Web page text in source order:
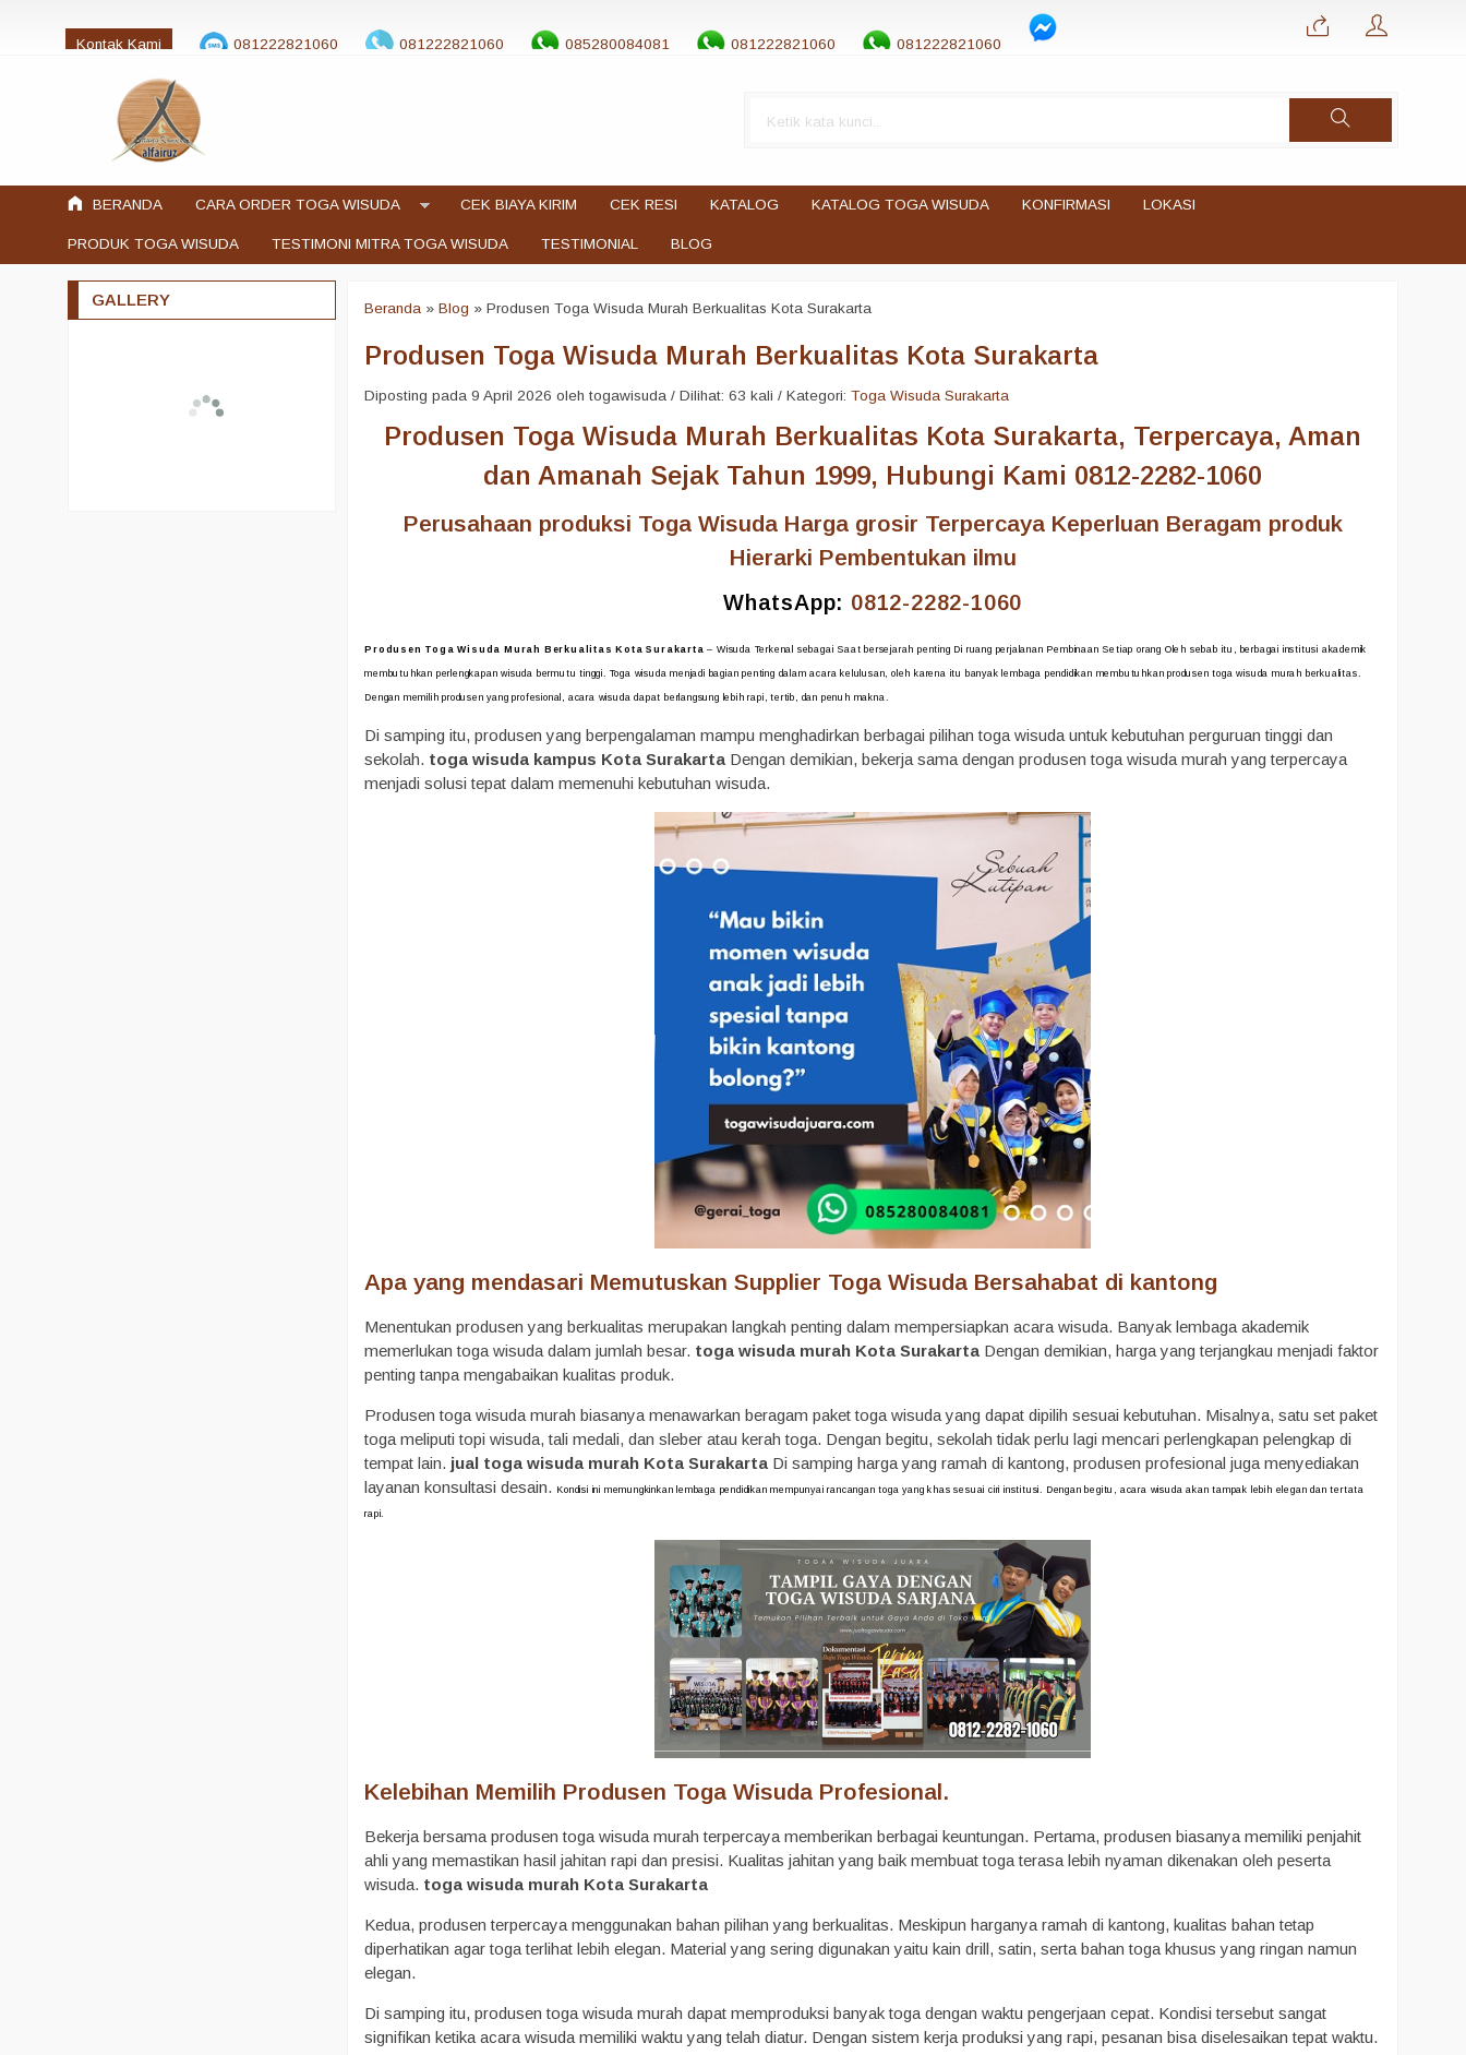
Kontak Kami 081222821060 081222821060 085280084081 081222821060 081222821060
jualtogawisuda@gmail.com
BERANDA CARA ORDER TOGA WISUDA CEK BIAYA KIRIM CEK RESI KATALOG KATALOG TOGA WISUDA KONFIRMASI LOKASI
PRODUK TOGA WISUDA TESTIMONI MITRA TOGA WISUDA TESTIMONIAL BLOG
Beranda »Blog »Produsen Toga Wisuda Murah Berkualitas Kota Surakarta
Produsen Toga Wisuda Murah Berkualitas Kota Surakarta
Diposting pada 9 April 2026 oleh togawisuda / Dilihat: 63 kali / Kategori:Toga Wisuda Surakarta
Produsen Toga Wisuda Murah Berkualitas Kota Surakarta, Terpercaya, Aman
dan Amanah Sejak Tahun 1999, Hubungi Kami 0812-2282-1060
Perusahaan produksi Toga Wisuda Harga grosir Terpercaya Keperluan Beragam produk
Hierarki Pembentukan ilmu
WhatsApp: 0812-2282-1060
Produsen Toga Wisuda Murah Berkualitas Kota Surakarta – Wisuda Terkenal sebagai Saat bersejarah penting Di ruang perjalanan Pembinaan Setiap orang Oleh sebab itu, berbagai institusi akademik
membutuhkan perlengkapan wisuda bermutu tinggi. Toga wisuda menjadi bagian penting dalam acara kelulusan, oleh karena itu banyak lembaga pendidikan membutuhkan produsen toga wisuda murah berkualitas.
Dengan memilih produsen yang profesional, acara wisuda dapat berlangsung lebih rapi, tertib, dan penuh makna.
Di samping itu, produsen yang berpengalaman mampu menghadirkan berbagai pilihan toga wisuda untuk kebutuhan perguruan tinggi dan
sekolah. toga wisuda kampus Kota Surakarta Dengan demikian, bekerja sama dengan produsen toga wisuda murah yang terpercaya
menjadi solusi tepat dalam memenuhi kebutuhan wisuda.
Apa yang mendasari Memutuskan Supplier Toga Wisuda Bersahabat di kantong
Menentukan produsen yang berkualitas merupakan langkah penting dalam mempersiapkan acara wisuda. Banyak lembaga akademik
memerlukan toga wisuda dalam jumlah besar. toga wisuda murah Kota Surakarta Dengan demikian, harga yang terjangkau menjadi faktor
penting tanpa mengabaikan kualitas produk.
Produsen toga wisuda murah biasanya menawarkan beragam paket toga wisuda yang dapat dipilih sesuai kebutuhan. Misalnya, satu set paket
toga meliputi topi wisuda, tali medali, dan sleber atau kerah toga. Dengan begitu, sekolah tidak perlu lagi mencari perlengkapan pelengkap di
tempat lain. jual toga wisuda murah Kota Surakarta Di samping harga yang ramah di kantong, produsen profesional juga menyediakan
layanan konsultasi desain. Kondisi ini memungkinkan lembaga pendidikan mempunyai rancangan toga yang khas sesuai ciri institusi. Dengan begitu, acara wisuda akan tampak lebih elegan dan tertata
rapi.
Kelebihan Memilih Produsen Toga Wisuda Profesional.
Bekerja bersama produsen toga wisuda murah terpercaya memberikan berbagai keuntungan. Pertama, produsen biasanya memiliki penjahit
ahli yang memastikan hasil jahitan rapi dan presisi. Kualitas jahitan yang baik membuat toga terasa lebih nyaman dikenakan oleh peserta
wisuda. toga wisuda murah Kota Surakarta
Kedua, produsen terpercaya menggunakan bahan pilihan yang berkualitas. Meskipun harganya ramah di kantong, kualitas bahan tetap
diperhatikan agar toga terlihat lebih elegan. Material yang sering digunakan yaitu kain drill, satin, serta bahan toga khusus yang ringan namun
elegan.
Di samping itu, produsen toga wisuda murah dapat memproduksi banyak toga dengan waktu pengerjaan cepat. Kondisi tersebut sangat
signifikan ketika acara wisuda memiliki waktu yang telah diatur. Dengan sistem kerja produksi yang rapi, pesanan bisa diselesaikan tepat waktu.
GALLERY